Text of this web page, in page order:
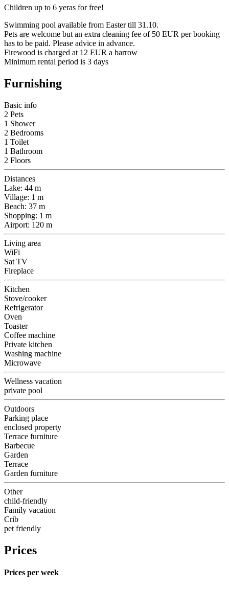
Children up to 6 yeras for free!
Swimming pool available from Easter till 31.10.
Pets are welcome but an extra cleaning fee of 50 EUR per booking
has to be paid. Please advice in advance.
Firewood is charged at 12 EUR a barrow
Minimum rental period is 3 days
Furnishing
Basic info
2 Pets
1 Shower
2 Bedrooms
1 Toilet
1 Bathroom
2 Floors
Distances
Lake: 44 m
Village: 1 m
Beach: 37 m
Shopping: 1 m
Airport: 120 m
Living area
WiFi
Sat TV
Fireplace
Kitchen
Stove/cooker
Refrigerator
Oven
Toaster
Coffee machine
Private kitchen
Washing machine
Microwave
Wellness vacation
private pool
Outdoors
Parking place
enclosed property
Terrace furniture
Barbecue
Garden
Terrace
Garden furniture
Other
child-friendly
Family vacation
Crib
pet friendly
Prices
Prices per week